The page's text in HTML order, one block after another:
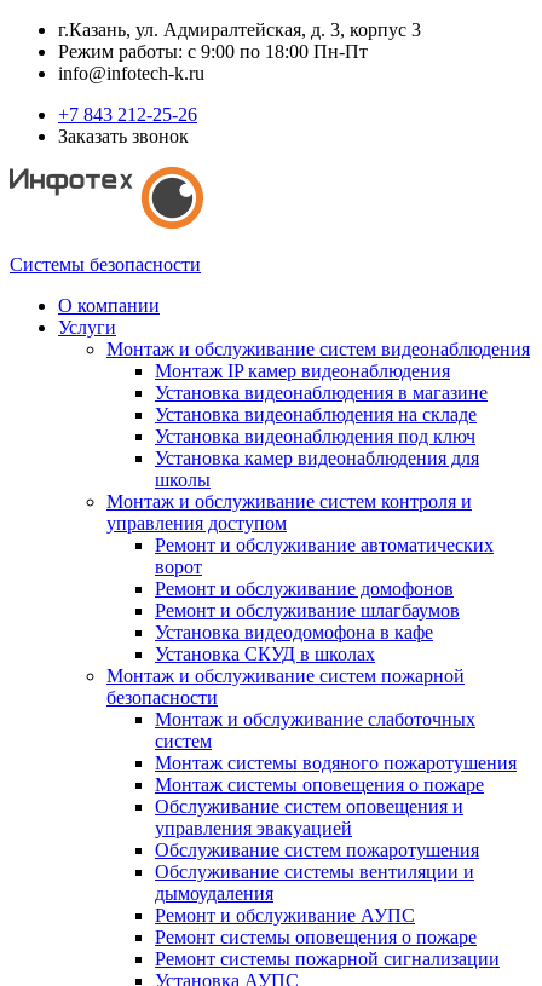
г.Казань, ул. Адмиралтейская, д. 3, корпус 3
Режим работы: с 9:00 по 18:00 Пн-Пт
info@infotech-k.ru
+7 843 212-25-26
Заказать звонок
Системы безопасности
О компании
Услуги
Монтаж и обслуживание систем видеонаблюдения
Монтаж IP камер видеонаблюдения
Установка видеонаблюдения в магазине
Установка видеонаблюдения на складе
Установка видеонаблюдения под ключ
Установка камер видеонаблюдения для
школы
Монтаж и обслуживание систем контроля и
управления доступом
Ремонт и обслуживание автоматических
ворот
Ремонт и обслуживание домофонов
Ремонт и обслуживание шлагбаумов
Установка видеодомофона в кафе
Установка СКУД в школах
Монтаж и обслуживание систем пожарной
безопасности
Монтаж и обслуживание слаботочных
систем
Монтаж системы водяного пожаротушения
Монтаж системы оповещения о пожаре
Обслуживание систем оповещения и
управления эвакуацией
Обслуживание систем пожаротушения
Обслуживание системы вентиляции и
дымоудаления
Ремонт и обслуживание АУПС
Ремонт системы оповещения о пожаре
Ремонт системы пожарной сигнализации
Установка АУПС